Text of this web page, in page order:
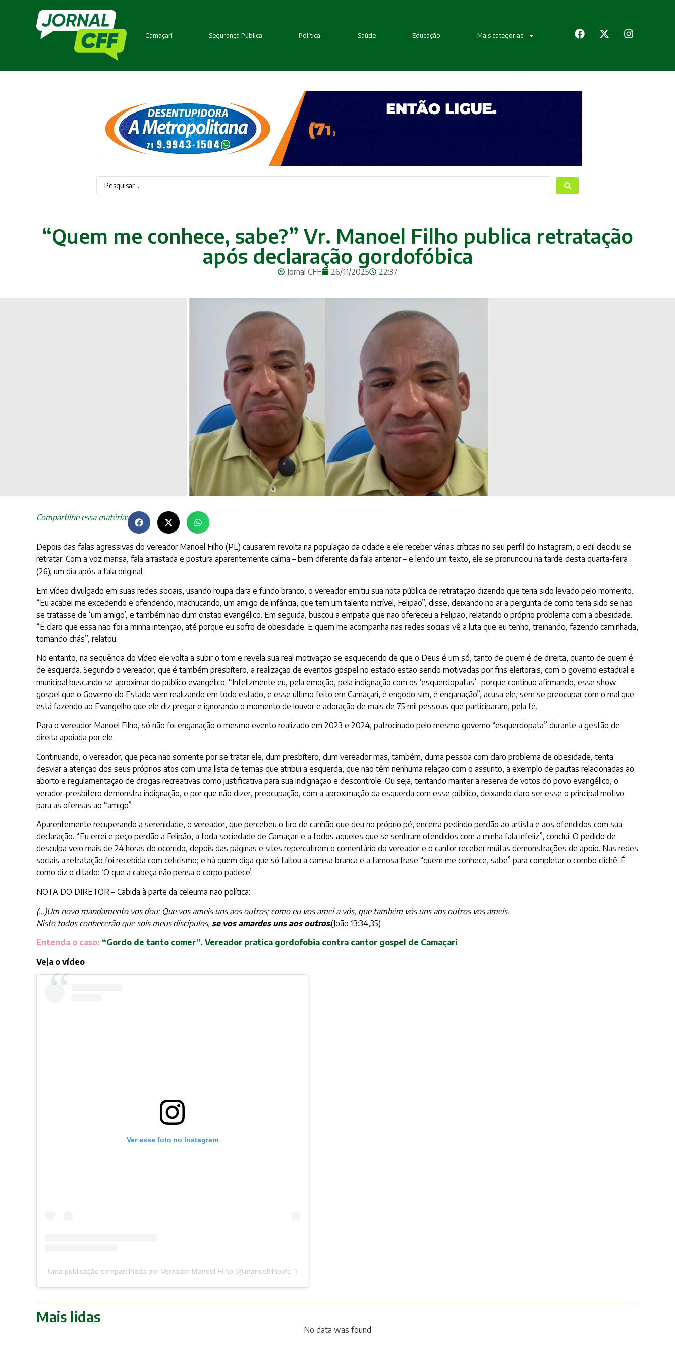
Camaçari Segurança Pública Política Saúde Educação Mais categorias
“Quem me conhece, sabe?” Vr. Manoel Filho publica retratação
após declaração gordofóbica
Jornal CFF 26/11/2025 22:37
Compartilhe essa matéria:
Depois das falas agressivas do vereador Manoel Filho (PL) causarem revolta na população da cidade e ele receber várias críticas no seu perfil do Instagram, o edil decidiu se
retratar. Com a voz mansa, fala arrastada e postura aparentemente calma – bem diferente da fala anterior – e lendo um texto, ele se pronunciou na tarde desta quarta-feira
(26), um dia após a fala original.
Em vídeo divulgado em suas redes sociais, usando roupa clara e fundo branco, o vereador emitiu sua nota pública de retratação dizendo que teria sido levado pelo momento.
“Eu acabei me excedendo e ofendendo, machucando, um amigo de infância, que tem um talento incrível, Felipão”, disse, deixando no ar a pergunta de como teria sido se não
se tratasse de ‘um amigo’, e também não dum cristão evangélico. Em seguida, buscou a empatia que não ofereceu a Felipão, relatando o próprio problema com a obesidade.
“É claro que essa não foi a minha intenção, até porque eu sofro de obesidade. E quem me acompanha nas redes sociais vê a luta que eu tenho, treinando, fazendo caminhada,
tomando chás”, relatou.
No entanto, na sequência do vídeo ele volta a subir o tom e revela sua real motivação se esquecendo de que o Deus é um só, tanto de quem é de direita, quanto de quem é
de esquerda. Segundo o vereador, que é também presbítero, a realização de eventos gospel no estado estão sendo motivadas por fins eleitorais, com o governo estadual e
municipal buscando se aproximar do público evangélico: “Infelizmente eu, pela emoção, pela indignação com os ‘esquerdopatas’- porque continuo afirmando, esse show
gospel que o Governo do Estado vem realizando em todo estado, e esse último feito em Camaçari, é engodo sim, é enganação”, acusa ele, sem se preocupar com o mal que
está fazendo ao Evangelho que ele diz pregar e ignorando o momento de louvor e adoração de mais de 75 mil pessoas que participaram, pela fé.
Para o vereador Manoel Filho, só não foi enganação o mesmo evento realizado em 2023 e 2024, patrocinado pelo mesmo governo “esquerdopata” durante a gestão de
direita apoiada por ele.
Continuando, o vereador, que peca não somente por se tratar ele, dum presbítero, dum vereador mas, também, duma pessoa com claro problema de obesidade, tenta
desviar a atenção dos seus próprios atos com uma lista de temas que atribui a esquerda, que não têm nenhuma relação com o assunto, a exemplo de pautas relacionadas ao
aborto e regulamentação de drogas recreativas como justificativa para sua indignação e descontrole. Ou seja, tentando manter a reserva de votos do povo evangélico, o
verador-presbítero demonstra indignação, e por que não dizer, preocupação, com a aproximação da esquerda com esse público, deixando claro ser esse o principal motivo
para as ofensas ao “amigo”.
Aparentemente recuperando a serenidade, o vereador, que percebeu o tiro de canhão que deu no próprio pé, encerra pedindo perdão ao artista e aos ofendidos com sua
declaração. “Eu errei e peço perdão a Felipão, a toda sociedade de Camaçari e a todos aqueles que se sentiram ofendidos com a minha fala infeliz”, conclui. O pedido de
desculpa veio mais de 24 horas do ocorrido, depois das páginas e sites repercutirem o comentário do vereador e o cantor receber muitas demonstrações de apoio. Nas redes
sociais a retratação foi recebida com ceticismo; e há quem diga que só faltou a camisa branca e a famosa frase “quem me conhece, sabe” para completar o combo clichê. É
como diz o ditado: ‘O que a cabeça não pensa o corpo padece’.
NOTA DO DIRETOR – Cabida à parte da celeuma não política:
(…)Um novo mandamento vos dou: Que vos ameis uns aos outros; como eu vos amei a vós, que também vós uns aos outros vos ameis.
Nisto todos conhecerão que sois meus discípulos, se vos amardes uns aos outros.(João 13:34,35)
Entenda o caso: “Gordo de tanto comer”. Vereador pratica gordofobia contra cantor gospel de Camaçari
Veja o vídeo
Ver essa foto no Instagram
Uma publicação compartilhada por Vereador Manoel Filho (@manoelfilhoofc_)
Mais lidas
No data was found